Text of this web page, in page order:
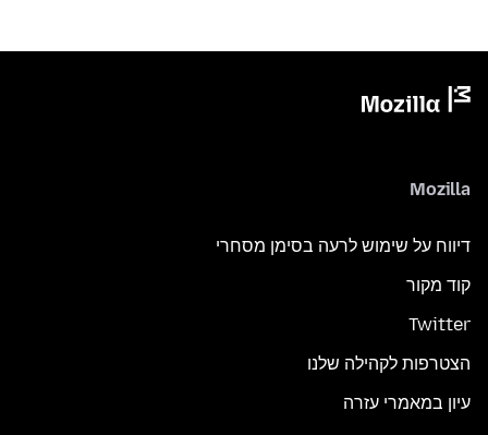
Mozilla
דיווח על שימוש לרעה בסימן מסחרי
קוד מקור
Twitter
הצטרפות לקהילה שלנו
עיון במאמרי עזרה